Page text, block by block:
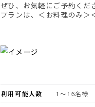
ぜひ、お気軽にご予約くだ
プランは、＜お料理のみ＞
利用可能人数
1〜16名様